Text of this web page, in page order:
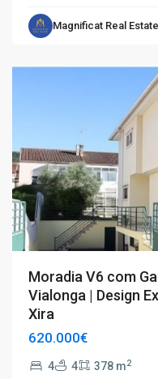
Magnificat Real Estate
Moradia V6 com
Vialonga | Design
Xira
620.000€
4 4 378 m2